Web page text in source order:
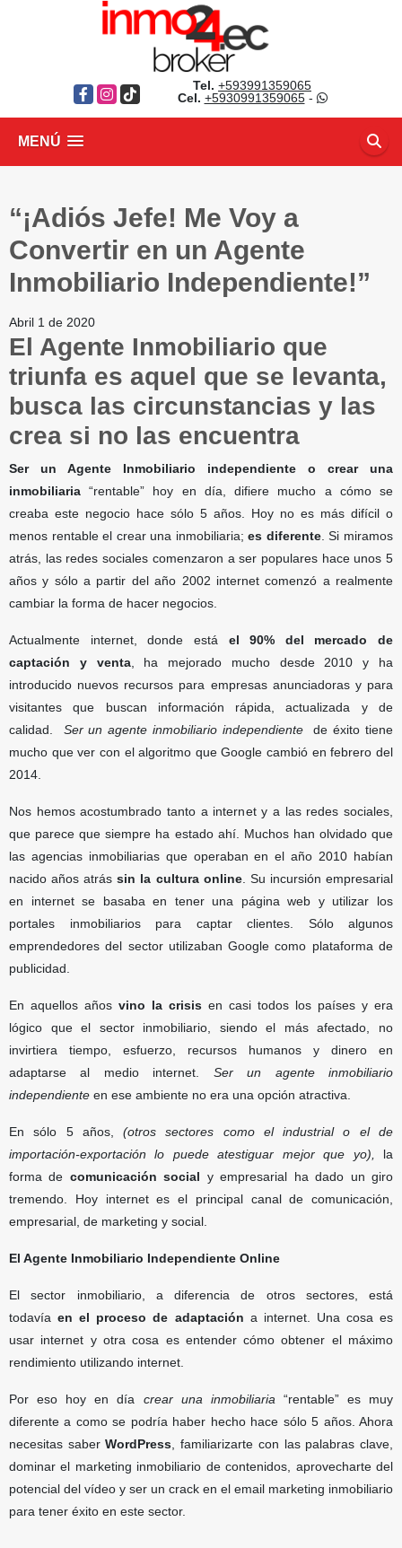
Facebook
Instagram
TikTok
Tel. +593991359065
Cel. +5930991359065-
MENÚ
“¡Adiós Jefe! Me Voy a
Convertir en un Agente
Inmobiliario Independiente!”
Abril 1 de 2020
El Agente Inmobiliario que
triunfa es aquel que se levanta,
busca las circunstancias y las
crea si no las encuentra
Ser un Agente Inmobiliario independiente o crear una
inmobiliaria “rentable” hoy en día, difiere mucho a cómo se
creaba este negocio hace sólo 5 años. Hoy no es más difícil o
menos rentable el crear una inmobiliaria;es diferente. Si miramos
atrás, las redes sociales comenzaron a ser populares hace unos 5
años y sólo a partir del año 2002 internet comenzó a realmente
cambiar la forma de hacer negocios.
Actualmente internet, donde está el 90% del mercado de
captación y venta, ha mejorado mucho desde 2010 y ha
introducido nuevos recursos para empresas anunciadoras y para
visitantes que buscan información rápida, actualizada y de
calidad. Ser un agente inmobiliario independiente
de éxito tiene
mucho que ver con el algoritmo que Google cambió en febrero del
2014.
Nos hemos acostumbrado tanto a internet y a las redes sociales,
que parece que siempre ha estado ahí. Muchos han olvidado que
las agencias inmobiliarias que operaban en el año 2010 habían
nacido años atrássin la cultura online. Su incursión empresarial
en internet se basaba en tener una página web y utilizar los
portales inmobiliarios para captar clientes. Sólo algunos
emprendedores del sector utilizaban Google como plataforma de
publicidad.
En aquellos años vino la crisis en casi todos los países y era
lógico que el sector inmobiliario, siendo el más afectado, no
invirtiera tiempo, esfuerzo, recursos humanos y dinero en
adaptarse al medio internet. Ser un agente inmobiliario
independiente en ese ambiente no era una opción atractiva.
En sólo 5 años,
(otros sectores como el industrial o el de
importación-exportación lo puede atestiguar mejor que yo),
la
forma de comunicación social y empresarial ha dado un giro
tremendo. Hoy internet es el principal canal de comunicación,
empresarial, de marketing y social.
El Agente Inmobiliario Independiente Online
El sector inmobiliario, a diferencia de otros sectores, está
todavíaen el proceso de adaptación a internet. Una cosa es
usar internet y otra cosa es entender cómo obtener el máximo
rendimiento utilizando internet.
Por eso hoy en día crear una inmobiliaria “rentable” es muy
diferente a como se podría haber hecho hace sólo 5 años. Ahora
necesitas saberWordPress , familiarizarte con las palabras clave,
dominar el marketing inmobiliario de contenidos, aprovecharte del
potencial del vídeo y ser un crack en el email marketing inmobiliario
para tener éxito en este sector.